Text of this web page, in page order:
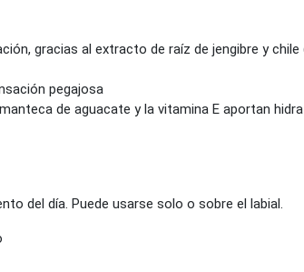
gracias al extracto de raíz de jengibre y chile
pegajosa
de aguacate y la vitamina E aportan
del día. Puede usarse solo o sobre el labial.